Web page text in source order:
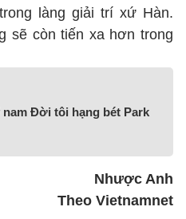
làng giải trí xứ Hàn.
sẽ còn tiến xa hơn trong
Đời tôi hạng bét Park
Nhược Anh
Theo Vietnamnet